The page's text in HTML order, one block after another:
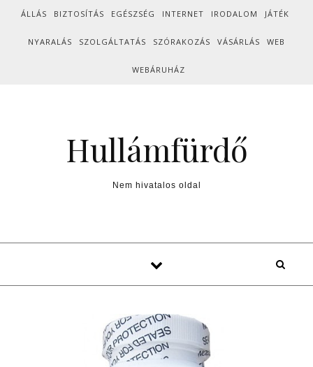
Skip to content
ÁLLÁS BIZTOSÍTÁS EGÉSZSÉG INTERNET IRODALOM JÁTÉK
NYARALÁS SZOLGÁLTATÁS SZÓRAKOZÁS VÁSÁRLÁS WEB
WEBÁRUHÁZ
Hullámfürdő
Nem hivatalos oldal